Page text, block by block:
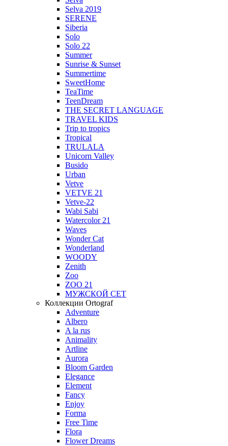
Selva 2019
SERENE
Siberia
Solo
Solo 22
Summer
Sunrise & Sunset
Summertime
SweetHome
TeaTime
TeenDream
THE SECRET LANGUAGE
TRAVEL KIDS
Trip to tropics
Tropical
TRULALA
Unicorn Valley
Busido
Urban
Vetve
VETVE 21
Vetve-22
Wabi Sabi
Watercolor 21
Waves
Wonder Cat
Wonderland
WOODY
Zenith
Zoo
ZOO 21
МУЖСКОЙ СЕТ
Коллекции Ortograf
Adventure
Albero
A la rus
Animality
Artline
Aurora
Bloom Garden
Elegance
Element
Fancy
Enjoy
Forma
Free Time
Flora
Flower Dreams